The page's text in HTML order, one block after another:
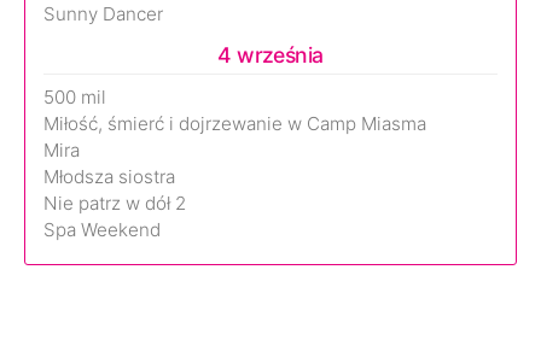
Sunny Dancer
4 września
500 mil
Miłość, śmierć i dojrzewanie w Camp Miasma
Mira
Młodsza siostra
Nie patrz w dół 2
Spa Weekend